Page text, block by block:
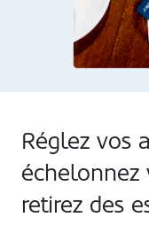
Réglez vos
échelonnez
retirez des